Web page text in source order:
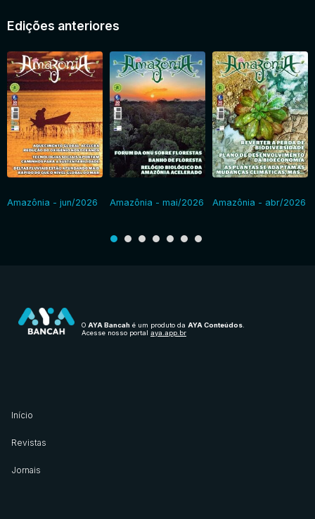
Edições anteriores
Amazônia - jun/2026 Amazônia - mai/2026 Amazônia - abr/2026
O AYA Bancah é um produto da AYA Conteúdos
Acesse nosso portal aya.app.br
Início
Revistas
Jornais